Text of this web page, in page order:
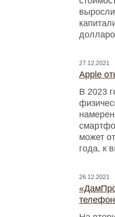
27.12.2021
Apple
В 2023
может
года, к
26.12.2021